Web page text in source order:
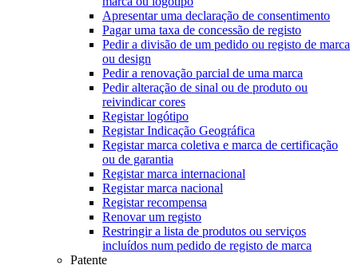
Apresentar uma declaração de consentimento
Pagar uma taxa de concessão de registo
Pedir a divisão de um pedido ou registo de marca
ou design
Pedir a renovação parcial de uma marca
Pedir alteração de sinal ou de produto ou
reivindicar cores
Registar logótipo
Registar Indicação Geográfica
Registar marca coletiva e marca de certificação
ou de garantia
Registar marca internacional
Registar marca nacional
Registar recompensa
Renovar um registo
Restringir a lista de produtos ou serviços
incluídos num pedido de registo de marca
Patente